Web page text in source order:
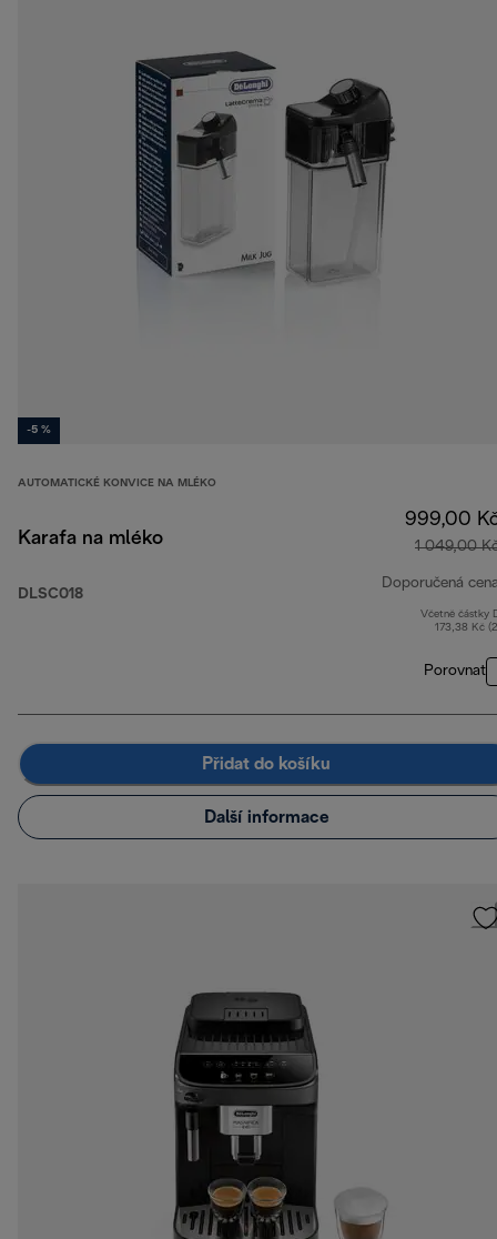
-5 %
AUTOMATICKÉ KONVICE NA MLÉKO
Karafa na mléko
DLSC018
999,00
1 049,00
Doporučená
Včetně částky
173,38 Kč
Porovnat
Přidat do košíku
Další informace